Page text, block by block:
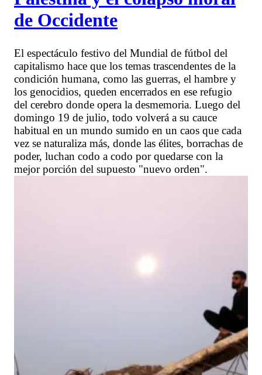
de Occidente
El espectáculo festivo del Mundial de fútbol del
capitalismo hace que los temas trascendentes de la
condición humana, como las guerras, el hambre y
los genocidios, queden encerrados en ese refugio
del cerebro donde opera la desmemoria. Luego del
domingo 19 de julio, todo volverá a su cauce
habitual en un mundo sumido en un caos que cada
vez se naturaliza más, donde las élites, borrachas de
poder, luchan codo a codo por quedarse con la
mejor porción del supuesto "nuevo orden".